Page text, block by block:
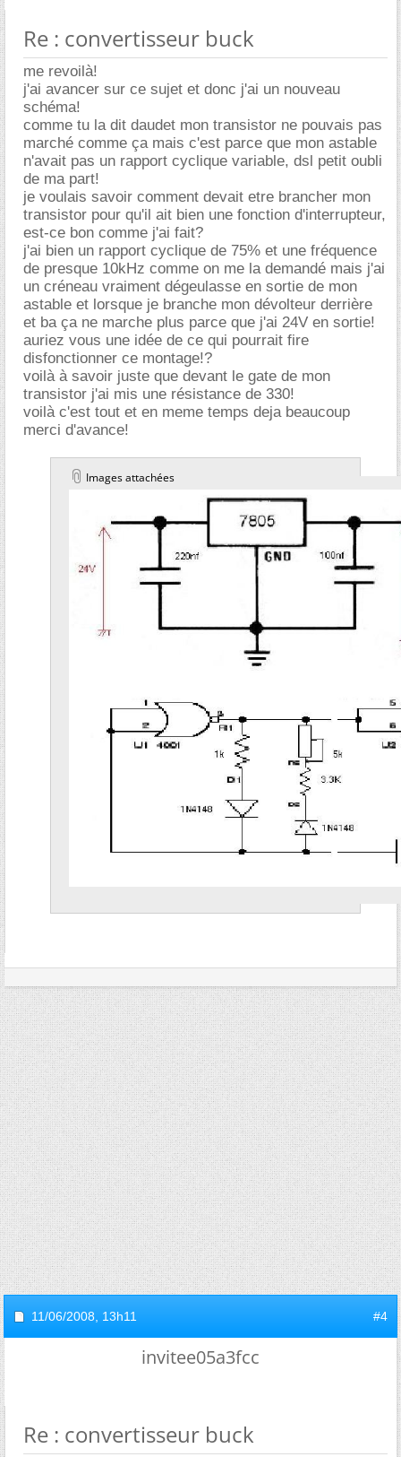
Re : convertisseur buck
me revoilà!
j'ai avancer sur ce sujet et donc j'ai un nouveau
schéma!
comme tu la dit daudet mon transistor ne pouvais pas
marché comme ça mais c'est parce que mon astable
n'avait pas un rapport cyclique variable, dsl petit oubli
de ma part!
je voulais savoir comment devait etre brancher mon
transistor pour qu'il ait bien une fonction d'interrupteur,
est-ce bon comme j'ai fait?
j'ai bien un rapport cyclique de 75% et une fréquence
de presque 10kHz comme on me la demandé mais j'ai
un créneau vraiment dégeulasse en sortie de mon
astable et lorsque je branche mon dévolteur derrière
et ba ça ne marche plus parce que j'ai 24V en sortie!
auriez vous une idée de ce qui pourrait fire
disfonctionner ce montage!?
voilà à savoir juste que devant le gate de mon
transistor j'ai mis une résistance de 330!
voilà c'est tout et en meme temps deja beaucoup
merci d'avance!
Images attachées
11/06/2008, 13h11 #4
invitee05a3fcc
Re : convertisseur buck